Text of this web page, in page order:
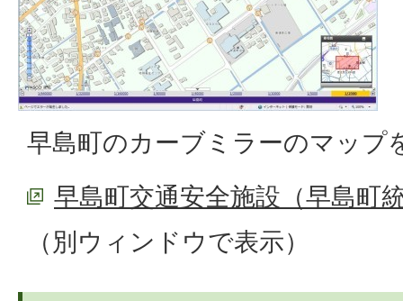
早島町のカーブミラーのマップ
早島町交通安全施設（早島町
（別ウィンドウで表示）